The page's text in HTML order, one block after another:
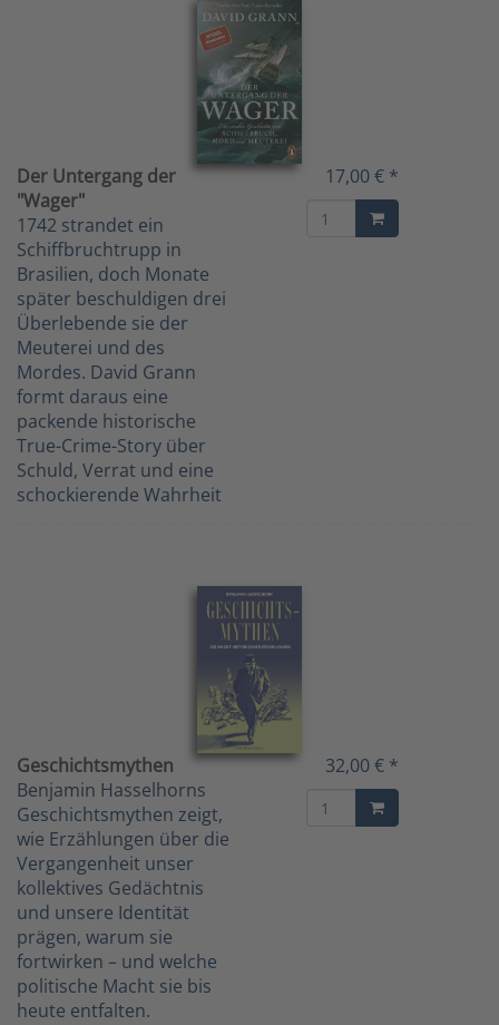
Der Untergang der
"Wager"
1742 strandet ein
Schiffbruchtrupp in
Brasilien, doch Monate
später beschuldigen drei
Überlebende sie der
Meuterei und des
Mordes. David Grann
formt daraus eine
packende historische
True-Crime-Story über
Schuld, Verrat und eine
schockierende Wahrheit
17,00 € *
Geschichtsmythen
Benjamin Hasselhorns
Geschichtsmythen zeigt,
wie Erzählungen über die
Vergangenheit unser
kollektives Gedächtnis
und unsere Identität
prägen, warum sie
fortwirken – und welche
politische Macht sie bis
heute entfalten.
32,00 € *